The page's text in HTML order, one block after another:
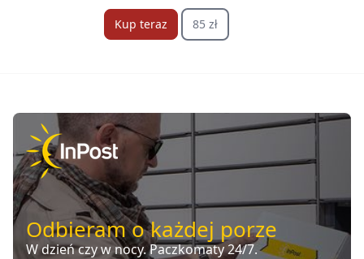
Kup teraz 85 zł
Odbieram o każdej porze
W dzień czy w nocy. Paczkomaty 24/7.